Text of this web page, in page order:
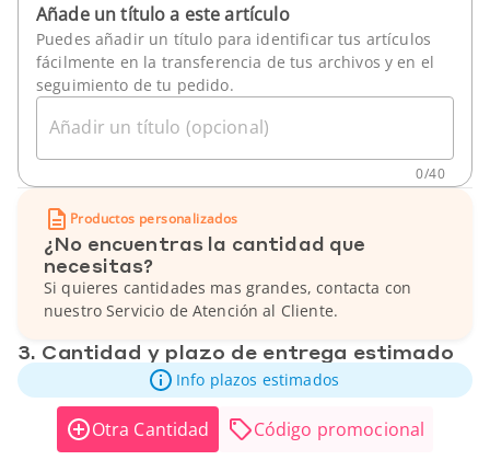
Añade un título a este artículo
Puedes añadir un título para identificar tus artículos
fácilmente en la transferencia de tus archivos y en el
seguimiento de tu pedido.
Añadir un título (opcional)
0/40
Productos personalizados
¿No encuentras la cantidad que
necesitas?
Si quieres cantidades mas grandes, contacta con
nuestro Servicio de Atención al Cliente.
3. Cantidad y plazo de entrega estimado
Info plazos estimados
Otra Cantidad Código promocional